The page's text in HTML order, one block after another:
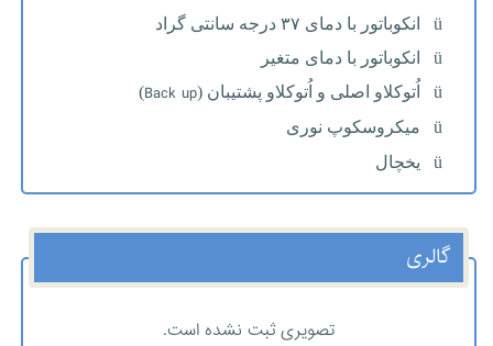
ü
انکوباتور با دمای ۳۷ درجه سانتی گراد
ü
انکوباتور با دمای متغیر
ü
اُتوکلاو اصلی و اُتوکلاو پشتیبان (Back up
)
ü
میکروسکوپ نوری
ü
یخچال
گالری
تصویری ثبت نشده است.